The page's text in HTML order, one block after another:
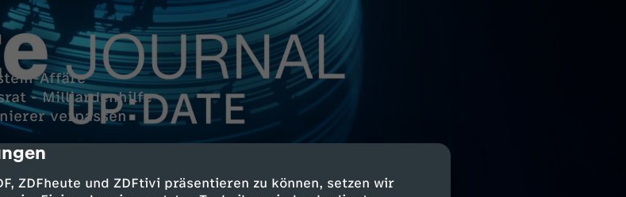
ZDFheute und ZDFtivi präsentieren zu können, setzen wir
Affäre
- Milliardenhilfe
verpassen